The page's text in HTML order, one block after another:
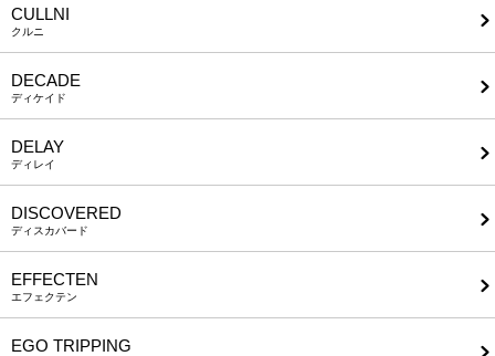
CULLNI
クルニ
DECADE
ディケイド
DELAY
ディレイ
DISCOVERED
ディスカバード
EFFECTEN
エフェクテン
EGO TRIPPING